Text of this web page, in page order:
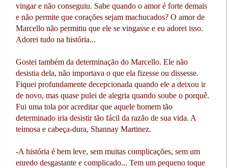
vingar e não conseguiu. Sabe quando o amor é forte demais
e não permite que corações sejam machucados? O amor de
Marcello não permitiu que ele se vingasse e eu adorei isso.
Adorei tudo na história...
Gostei também da determinação do Marcello. Ele não
desistia dela, não importava o que ela fizesse ou dissesse.
Fiquei profundamente decepcionada quando ele a deixou ir
de novo, mas quase pulei de alegria quando soube o porquê.
Fui uma tola por acreditar que aquele homem tão
determinado iria desistir tão fácil da razão de sua vida. A
teimosa e cabeça-dura, Shannay Martinez.
-A história é bem leve, sem muitas complicações, sem um
enredo desgastante e complicado... Tem um pequeno toque